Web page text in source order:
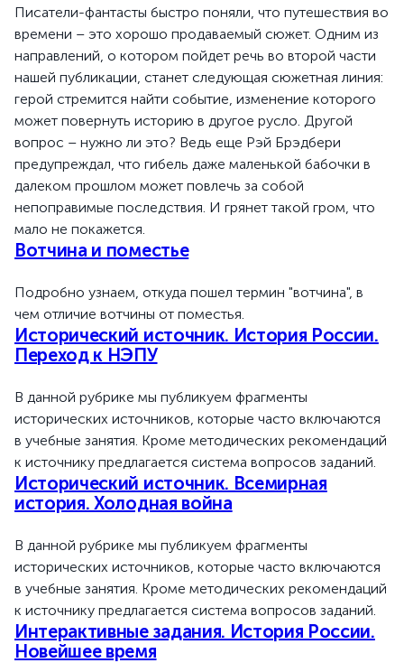
Писатели-фантасты быстро поняли, что путешествия во
времени – это хорошо продаваемый сюжет. Одним из
направлений, о котором пойдет речь во второй части
нашей публикации, станет следующая сюжетная линия:
герой стремится найти событие, изменение которого
может повернуть историю в другое русло. Другой
вопрос – нужно ли это? Ведь еще Рэй Брэдбери
предупреждал, что гибель даже маленькой бабочки в
далеком прошлом может повлечь за собой
непоправимые последствия. И грянет такой гром, что
мало не покажется.
Вотчина и поместье
Подробно узнаем, откуда пошел термин "вотчина", в
чем отличие вотчины от поместья.
Исторический источник. История России.
Переход к НЭПУ
В данной рубрике мы публикуем фрагменты
исторических источников, которые часто включаются
в учебные занятия. Кроме методических рекомендаций
к источнику предлагается система вопросов заданий.
Исторический источник. Всемирная
история. Холодная война
В данной рубрике мы публикуем фрагменты
исторических источников, которые часто включаются
в учебные занятия. Кроме методических рекомендаций
к источнику предлагается система вопросов заданий.
Интерактивные задания. История России.
Новейшее время